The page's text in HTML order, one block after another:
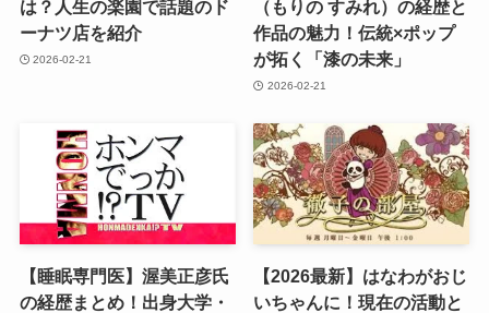
は？人生の楽園で話題のド
ーナツ店を紹介
2026-02-21
（もりの すみれ）の経歴と
作品の魅力！伝統×ポップ
が拓く「漆の未来」
2026-02-21
【睡眠専門医】渥美正彦氏
の経歴まとめ！出身大学・
【2026最新】はなわがおじ
いちゃんに！現在の活動と